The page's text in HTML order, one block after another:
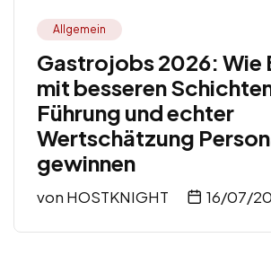
Allgemein
Gastrojobs 2026: Wie
mit besseren
Führung und echter
Wertschätzung
gewinnen
von HOSTKNIGHT 16/07/